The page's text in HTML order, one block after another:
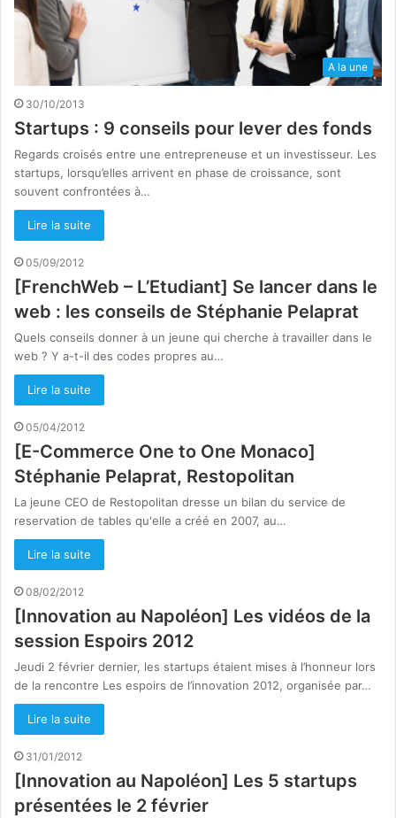
A la une
30/10/2013
Startups : 9 conseils pour lever des fonds
Regards croisés entre une entrepreneuse et un investisseur. Les
startups, lorsqu’elles arrivent en phase de croissance, sont
souvent confrontées à…
Lire la suite
05/09/2012
[FrenchWeb – L’Etudiant] Se lancer dans le
web : les conseils de Stéphanie Pelaprat
Quels conseils donner à un jeune qui cherche à travailler dans le
web ? Y a-t-il des codes propres au…
Lire la suite
05/04/2012
[E-Commerce One to One Monaco]
Stéphanie Pelaprat, Restopolitan
La jeune CEO de Restopolitan dresse un bilan du service de
reservation de tables qu'elle a créé en 2007, au…
Lire la suite
08/02/2012
[Innovation au Napoléon] Les vidéos de la
session Espoirs 2012
Jeudi 2 février dernier, les startups étaient mises à l’honneur lors
de la rencontre Les espoirs de l’innovation 2012, organisée par…
Lire la suite
31/01/2012
[Innovation au Napoléon] Les 5 startups
présentées le 2 février